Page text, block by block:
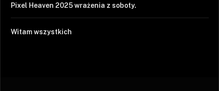
Pixel Heaven 2025 wrażenia z soboty.
Witam wszystkich